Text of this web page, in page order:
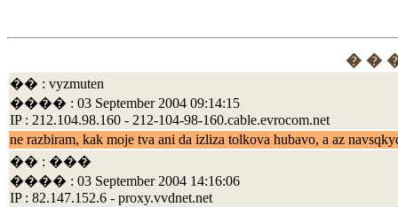
� �
�� : vyzmuten
���� : 03 September 2004 09:14:15
IP : 212.104.98.160 - 212-104-98-160.cable.evrocom.net
ne razbiram, kak moje tva ani da izliza tolkova hubavo, a az
�� : ���
���� : 03 September 2004 14:16:06
IP : 82.147.152.6 - proxy.vvdnet.net